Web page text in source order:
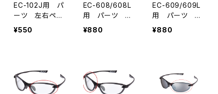
EC-102J用 パ
ーツ 左右ペ
ア レンズ [A
¥550
EC-608/608L
用 パーツ 左
右ペア レン
¥880
EC-609/609L
用 パーツ 左
右ペア レン
¥880